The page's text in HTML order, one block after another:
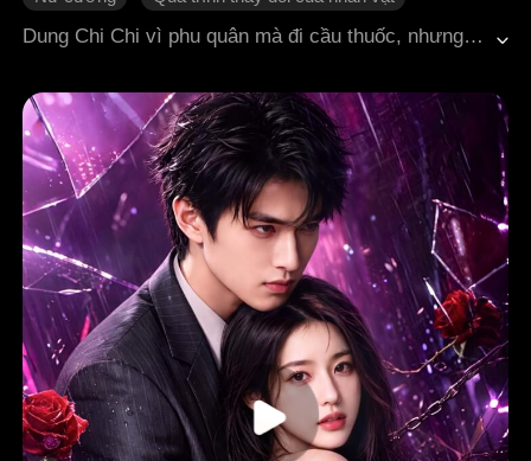
Cổ trang quyền mưu Con gái lớn
Dung Chi Chi vì phu quân mà đi cầu thuốc, nhưng lại bị chính phu quân phản bội, giáng từ chính thê xuống làm thiếp. Nàng quyết đoán hòa ly, mang theo của hồi môn rời đi và bắt đầu kế hoạch báo thù của mình. Trước tiên nàng trả thù nhà họ Tề, vạch trần sự thật, rồi cùng Tể tướng liên thủ, trở thành một truyền kỳ của kinh thành.